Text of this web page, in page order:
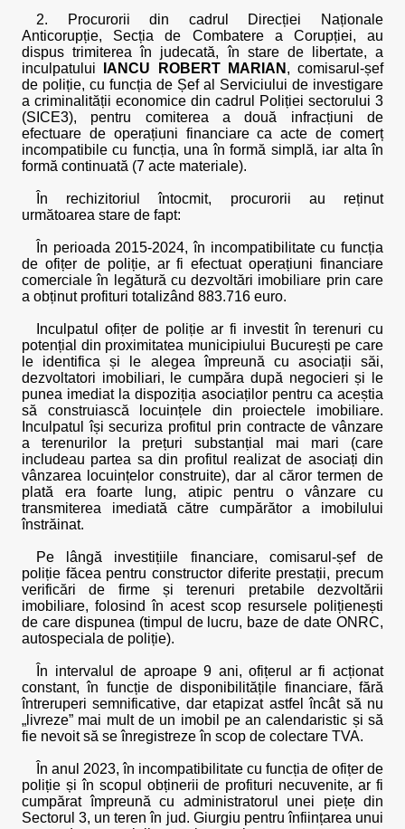
2. Procurorii din cadrul Direcției Naționale
Anticorupție, Secția de Combatere a Corupției, au
dispus trimiterea în judecată, în stare de libertate, a
inculpatului
IANCU ROBERT MARIAN , comisarul-șef
de poliție, cu funcția de Șef al Serviciului de investigare
a criminalității economice din cadrul Poliției sectorului 3
(SICE3), pentru comiterea a două infracțiuni de
efectuare de operațiuni financiare ca acte de comerț
incompatibile cu funcția, una în formă simplă, iar alta în
formă continuată (7 acte materiale).
În rechizitoriul întocmit, procurorii au reținut
următoarea stare de fapt:
În perioada 2015-2024, în incompatibilitate cu funcția
de ofițer de poliție, ar fi efectuat operațiuni financiare
comerciale în legătură cu dezvoltări imobiliare prin care
a obținut profituri totalizând 883.716 euro.
Inculpatul ofițer de poliție ar fi investit în terenuri cu
potențial din proximitatea municipiului București pe care
le identifica și le alegea împreună cu asociații săi,
dezvoltatori imobiliari, le cumpăra după negocieri și le
punea imediat la dispoziția asociaților pentru ca aceștia
să construiască locuințele din proiectele imobiliare.
Inculpatul își securiza profitul prin contracte de vânzare
a terenurilor la prețuri substanțial mai mari (care
includeau partea sa din profitul realizat de asociați din
vânzarea locuințelor construite), dar al căror termen de
plată era foarte lung, atipic pentru o vânzare cu
transmiterea imediată către cumpărător a imobilului
înstrăinat.
Pe lângă investițiile financiare, comisarul-șef de
poliție făcea pentru constructor diferite prestații, precum
verificări de firme și terenuri pretabile dezvoltării
imobiliare, folosind în acest scop resursele polițienești
de care dispunea (timpul de lucru, baze de date ONRC,
autospeciala de poliție).
În intervalul de aproape 9 ani, ofițerul ar fi acționat
constant, în funcție de disponibilitățile financiare, fără
întreruperi semnificative, dar etapizat astfel încât să nu
„livreze” mai mult de un imobil pe an calendaristic și să
fie nevoit să se înregistreze în scop de colectare TVA.
În anul 2023, în incompatibilitate cu funcția de ofițer de
poliție și în scopul obținerii de profituri necuvenite, ar fi
cumpărat împreună cu administratorul unei piețe din
Sectorul 3, un teren în jud. Giurgiu pentru înființarea unui